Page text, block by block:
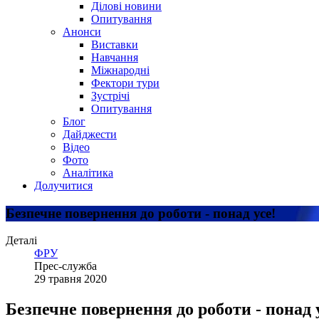
Ділові новини
Опитування
Анонси
Виставки
Навчання
Міжнародні
Фектори тури
Зустрічі
Опитування
Блог
Дайджести
Відео
Фото
Аналітика
Долучитися
Безпечне повернення до роботи - понад усе!
Деталі
ФРУ
Прес-служба
29 травня 2020
Безпечне повернення до роботи - понад